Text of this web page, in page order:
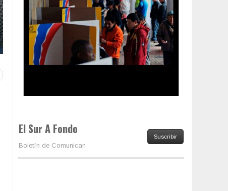
El Sur A Fondo
Boletín de Comunican
Suscribir